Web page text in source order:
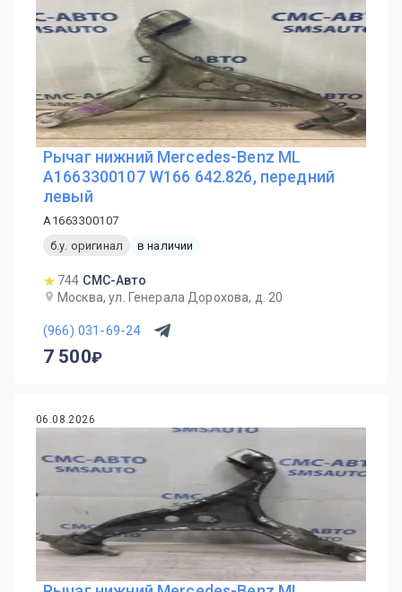
Рычаг нижний Mercedes-Benz ML
A1663300107 W166 642.826, передний
левый
A1663300107
б.у. оригинал
в наличии
744 СМС-Авто
Москва, ул. Генерала Дорохова, д. 20
(966) 031-69-24
7 500
06.08.2026